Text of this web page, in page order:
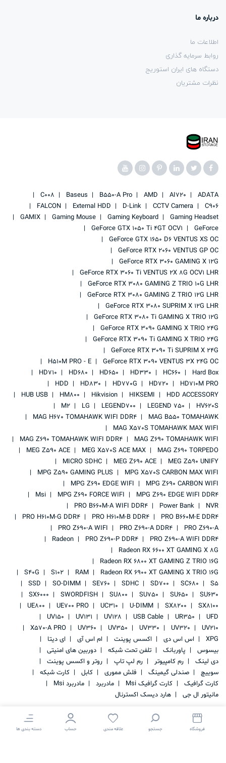
درباره ما
اطلاعات ما
روابط سرمایه گذاری
دستگاه های ایران استوریج
نظرات مشتریان
ADATA
AI720
AMD
B550-A Pro
Baseus
C008
C906
CCTV Camera
D-Link
External HDD
FALCON
Gaming Headset
Gaming Keyboard
Gaming Mouse
GAMIX
GeForce
GeForce GTX 1050 Ti 4GT OCV1
GeForce GTX 1650 D6 VENTUS XS OC
GeForce RTX 2060 VENTUS GP OC
GeForce RTX 3060 GAMING X 12G
GeForce RTX 3060 Ti VENTUS 2X 8G OCV1 LHR
GeForce RTX 3080 GAMING Z TRIO 10G LHR
GeForce RTX 3080 GAMING Z TRIO 12G LHR
GeForce RTX 3080 SUPRIM X 12G LHR
GeForce RTX 3080 Ti GAMING X TRIO 12G
GeForce RTX 3090 GAMING X TRIO 24G
GeForce RTX 3090 Ti GAMING X TRIO 24G
GeForce RTX 3090 Ti SUPRIM X 24G
GeForce RTX 3090 VENTUS 3X 24G OC
H510M PRO - E
Hard Box
HC660
HD330
HD650
HD680
HD710
HD710M PRO
HD720
HD770G
HD830
HDD
HDD ACCESSORY
HIKSEMI
Hikvision
HM800
HUB USB
HV620S
LEGEND 750
LEGEND700
LG
M2
MAG B550 TOMAHAWK
MAG H670 TOMAHAWK WIFI DDR4
MAG X570S TOMAHAWK MAX WIFI
MAG Z690 TOMAHAWK WIFI
MAG Z690 TOMAHAWK WIFI DDR4
MAG Z690 TORPEDO
MEG X570S ACE MAX
MEG Z590 ACE
MEG Z590 UNIFY
MEG Z690 ACE
MICRO SDHC
MPG X570S CARBON MAX WIFI
MPG Z590 GAMING PLUS
MPG Z690 CARBON WIFI
MPG Z690 EDGE WIFI
MPG Z690 EDGE WIFI DDR4
MPG Z690 FORCE WIFI
Msi
NVR
Power Bank
PRO B660M-A WIFI DDR4
PRO B660M-E DDR4
PRO H610M-B DDR4
PRO H610M-G DDR4
PRO Z690-A
PRO Z690-A DDR4
PRO Z690-A WIFI
PRO Z690-A WIFI DDR4
PRO Z690-P DDR4
Radeon
Radeon RX 6600 XT GAMING X 8G
Radeon RX 6800 XT GAMING Z TRIO 16G
Radeon RX 6900 XT GAMING X TRIO 16G
RAM
S102
S40G
S5
SC680
SD700
SDHC
SE760
SO-DIMM
SSD
SU630
SU650
SU750
SU800
SWORDFISH
SX6000
SX8100
SX8200
U-DIMM
UC310
UE700 PRO
UE800
UFD
UR350
USB Cable
UV128
UV131
UV150
UV210
UV320
UV330
UV350
UV360
X570-A PRO
XPG
اس اس دی اکسس پوینت ام اس آی
ای دیتا
بیسوس
پاوربانک تلفن تحت شبکه
دوربین های امنیتی
دی لینک
رم کامپیوتر رم لپ تاپ
روتر و اکسس پوینت
سوییچ
صندلی گیمینگ فلش مموری کابل
کارت شبکه
کارت گرافیک
کارت گرافیک Msi مادربرد
مادربرد Msi
مانیتور ال جی
هارد دیسک اکسترنال
فروشگاه جستجو علاقه مندی حساب دسته بندی ها